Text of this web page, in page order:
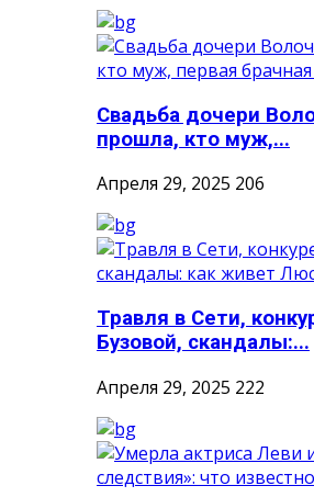
Свадьба дочери
прошла, кто муж,...
Апреля 29, 2025 206
Травля в Сети,
Бузовой, скандалы:...
Апреля 29, 2025 222